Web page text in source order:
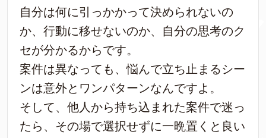
自分は何に引っかかって決められないの
か、行動に移せないのか、自分の思考のク
セが分かるからです。
案件は異なっても、悩んで立ち止まるシー
ンは意外とワンパターンなんですよ。
そして、他人から持ち込まれた案件で迷っ
たら、その場で選択せずに一晩置くと良い